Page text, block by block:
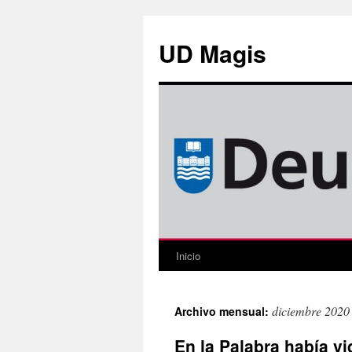
contenido
UD Magis
Inicio
Archivo mensual: diciembre 2020
En la Palabra había